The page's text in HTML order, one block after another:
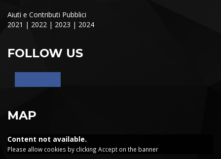
Aiuti e Contributi Pubblici
2021 | 2022 | 2023 | 2024
FOLLOW US
MAP
Content not available.
Please allow cookies by clicking Accept on the banner